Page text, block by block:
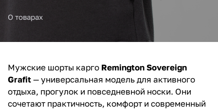
О товарах
Мужские шорты карго Remington Sovereign
Grafit— универсальная модель для активного
отдыха, прогулок и повседневной носки. Они
сочетают практичность, комфорт и современный